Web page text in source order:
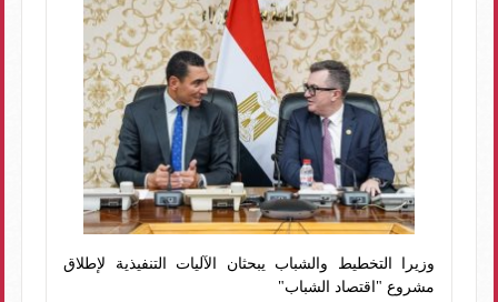
وزيرا التخطيط والشباب يبحثان الآليات التنفيذية لإطلاق
مشروع "اقتصاد الشباب"